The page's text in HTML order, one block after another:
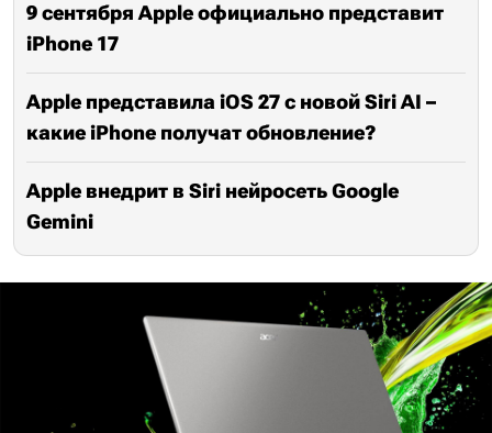
9 сентября Apple официально представит
iPhone 17
Apple представила iOS 27 с новой Siri AI –
какие iPhone получат обновление?
Apple внедрит в Siri нейросеть Google
Gemini